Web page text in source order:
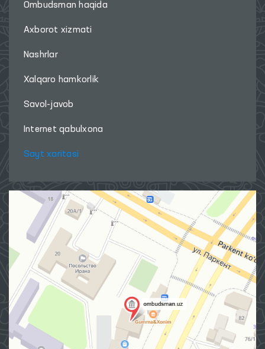
Ombudsman haqida
Axborot xizmati
Nashrlar
Xalqaro hamkorlik
Savol-javob
Internet qabulxona
Sayt xaritasi